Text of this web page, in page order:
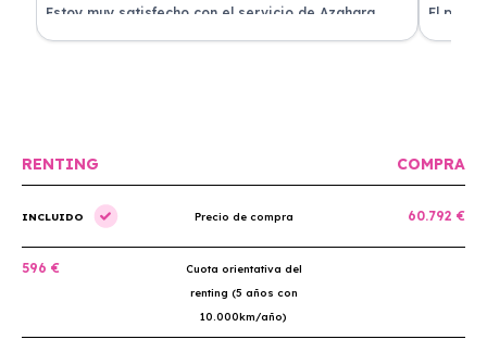
Estoy muy satisfecho con el servicio de Azahara
Renting. El coche está en perfectas condiciones y el
El
llegó
RENTING COMPRA
INCLUIDO Precio de compra 60.792 €
596 €
Cuota orientativa del
renting (5 años con
10.000km/año)